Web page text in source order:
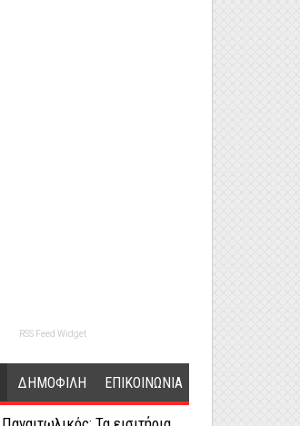
RSS Feed Widget
ΔΗΜΟΦΙΛΗ ΕΠΙΚΟΙΝΩΝΙΑ